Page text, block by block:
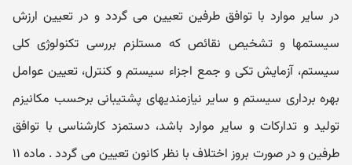
در سایر موارد با توافق طرفین تعیین می گردد و در تعیین ارزش
سیستمها و تشخیص نقائص که مستلزم بررسی تکنولوژی کلی
سیستم، آزمایش تکی و جمع اجزاء سیستم و کنترل، تعیین عوامل
بهره برداری سیستم و سایر نیازمندیهای پشتیبانی برحسب مکانیزم
تولید و تدارکات و سایر موارد باشد، دستمزد کارشناسی با توافق
طرفین و در صورت بروز اختلاف با نظر کانون تعیین می گردد . ماده ۱۱